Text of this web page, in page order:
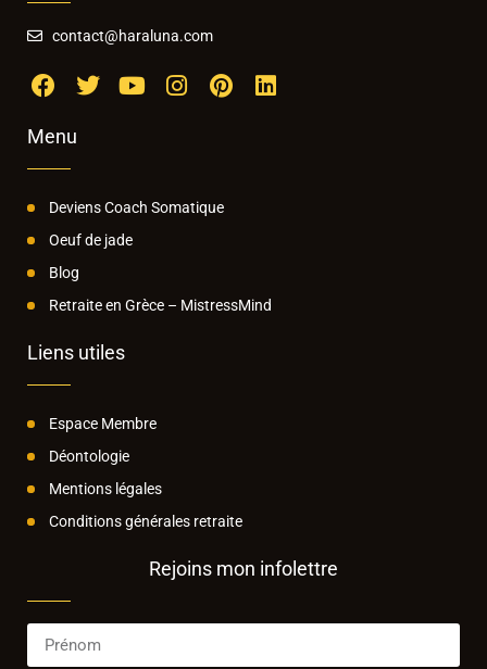
contact@haraluna.com
Menu
Deviens Coach Somatique
Oeuf de jade
Blog
Retraite en Grèce – MistressMind
Liens utiles
Espace Membre
Déontologie
Mentions légales
Conditions générales retraite
Rejoins mon infolettre